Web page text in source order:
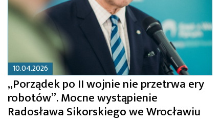
10.04.2026
„Porządek po II wojnie nie przetrwa ery
robotów”. Mocne wystąpienie
Radosława Sikorskiego we Wrocławiu